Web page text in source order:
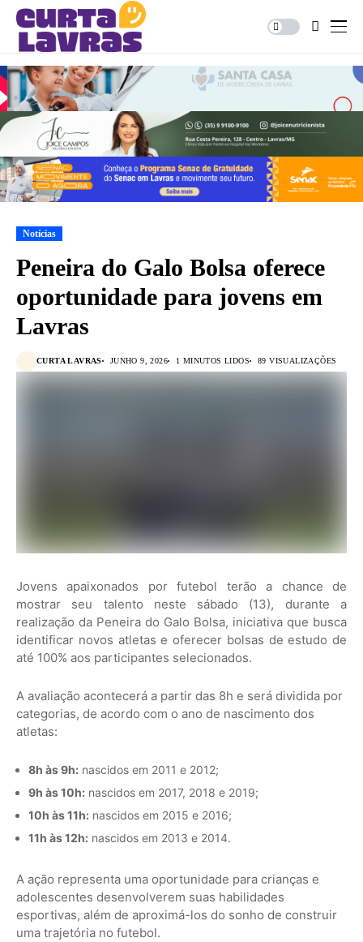
Notícias
Peneira do Galo Bolsa oferece
oportunidade para jovens em
Lavras
CURTA LAVRAS JUNHO 9, 2026 1 MINUTOS LIDOS 89 VISUALIZAÇÕES
Jovens apaixonados por futebol terão a chance de
mostrar seu talento neste sábado (13), durante a
realização da Peneira do Galo Bolsa, iniciativa que busca
identificar novos atletas e oferecer bolsas de estudo de
até 100% aos participantes selecionados.
A avaliação acontecerá a partir das 8h e será dividida por
categorias, de acordo com o ano de nascimento dos
atletas:
8h às 9h: nascidos em 2011 e 2012;
9h às 10h: nascidos em 2017, 2018 e 2019;
10h às 11h: nascidos em 2015 e 2016;
11h às 12h: nascidos em 2013 e 2014.
A ação representa uma oportunidade para crianças e
adolescentes desenvolverem suas habilidades
esportivas, além de aproximá-los do sonho de construir
uma trajetória no futebol.